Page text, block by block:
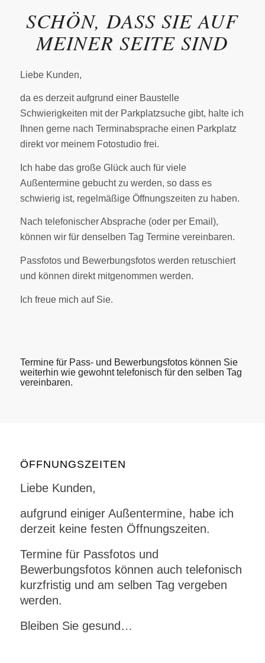
SCHÖN, DASS SIE AUF
MEINER SEITE SIND
Liebe Kunden,
da es derzeit aufgrund einer Baustelle
Schwierigkeiten mit der Parkplatzsuche gibt, halte ich
Ihnen gerne nach Terminabsprache einen Parkplatz
direkt vor meinem Fotostudio frei.
Ich habe das große Glück auch für viele
Außentermine gebucht zu werden, so dass es
schwierig ist, regelmäßige Öffnungszeiten zu haben.
Nach telefonischer Absprache (oder per Email),
können wir für denselben Tag Termine vereinbaren.
Passfotos und Bewerbungsfotos werden retuschiert
und können direkt mitgenommen werden.
Ich freue mich auf Sie.
Termine für Pass- und Bewerbungsfotos können Sie
weiterhin wie gewohnt telefonisch für den selben Tag
vereinbaren.
ÖFFNUNGSZEITEN
Liebe Kunden,
aufgrund einiger Außentermine, habe ich
derzeit keine festen Öffnungszeiten.
Termine für Passfotos und
Bewerbungsfotos können auch telefonisch
kurzfristig und am selben Tag vergeben
werden.
Bleiben Sie gesund…